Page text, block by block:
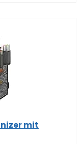
mit